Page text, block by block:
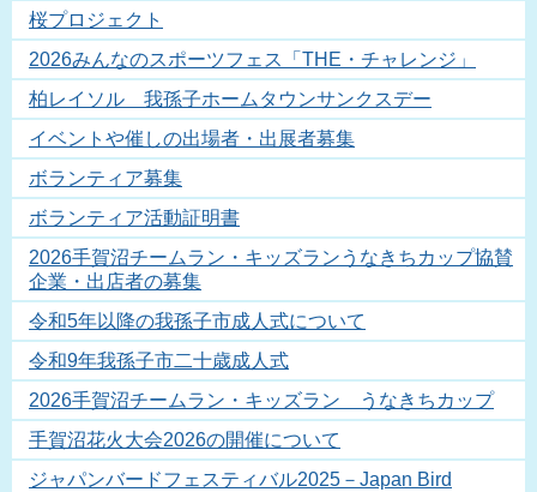
桜プロジェクト
2026みんなのスポーツフェス「THE・チャレンジ」
柏レイソル 我孫子ホームタウンサンクスデー
イベントや催しの出場者・出展者募集
ボランティア募集
ボランティア活動証明書
2026手賀沼チームラン・キッズランうなきちカップ協賛
企業・出店者の募集
令和5年以降の我孫子市成人式について
令和9年我孫子市二十歳成人式
2026手賀沼チームラン・キッズラン うなきちカップ
手賀沼花火大会2026の開催について
ジャパンバードフェスティバル2025－Japan Bird